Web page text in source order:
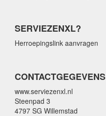
SERVIEZENXL?
Herroepingslink aanvragen
CONTACTGEGEVENS
www.serviezenxl.nl
Steenpad 3
4797 SG Willemstad